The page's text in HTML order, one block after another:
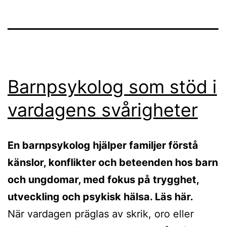
Barnpsykolog som stöd i
vardagens svårigheter
En barnpsykolog hjälper familjer förstå
känslor, konflikter och beteenden hos barn
och ungdomar, med fokus på trygghet,
utveckling och psykisk hälsa. Läs här.
När vardagen präglas av skrik, oro eller